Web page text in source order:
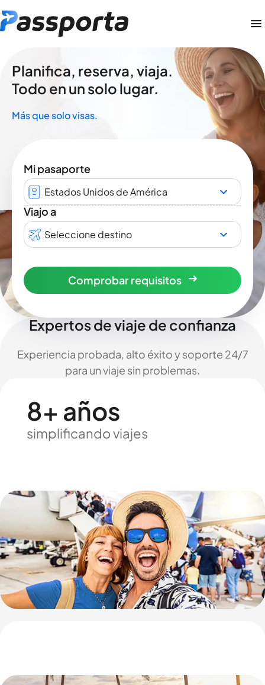
Planifica, reserva, viaja.
Todo en un solo lugar.
Más que solo visas.
Mi pasaporte
Estados Unidos de América
Viajo a
Seleccione destino
Comprobar requisitos
Expertos de viaje de confianza
Experiencia probada, alto éxito y soporte 24/7
para un viaje sin problemas.
8+ años
simplificando viajes